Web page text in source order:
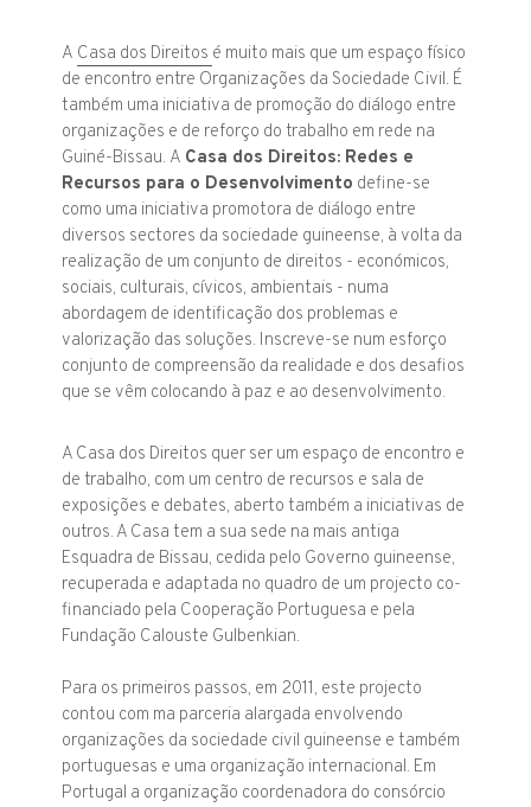
A Casa dos Direitos é muito mais que um espaço físico
de encontro entre Organizações da Sociedade Civil. É
também uma iniciativa de promoção do diálogo entre
organizações e de reforço do trabalho em rede na
Guiné-Bissau. A Casa dos Direitos: Redes e
Recursos para o Desenvolvimento define-se
como uma iniciativa promotora de diálogo entre
diversos sectores da sociedade guineense, à volta da
realização de um conjunto de direitos - económicos,
sociais, culturais, cívicos, ambientais - numa
abordagem de identificação dos problemas e
valorização das soluções. Inscreve-se num esforço
conjunto de compreensão da realidade e dos desafios
que se vêm colocando à paz e ao desenvolvimento.
A Casa dos Direitos quer ser um espaço de encontro e
de trabalho, com um centro de recursos e sala de
exposições e debates, aberto também a iniciativas de
outros. A Casa tem a sua sede na mais antiga
Esquadra de Bissau, cedida pelo Governo guineense,
recuperada e adaptada no quadro de um projecto co-
financiado pela Cooperação Portuguesa e pela
Fundação Calouste Gulbenkian.
Para os primeiros passos, em 2011, este projecto
contou com ma parceria alargada envolvendo
organizações da sociedade civil guineense e também
portuguesas e uma organização internacional. Em
Portugal a organização coordenadora do consórcio